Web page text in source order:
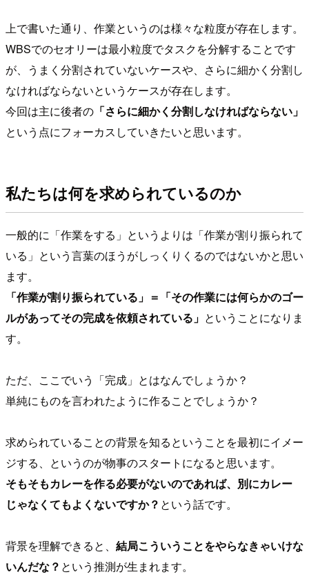
上で書いた通り、作業というのは様々な粒度が存在します。
WBSでのセオリーは最小粒度でタスクを分解することです
が、うまく分割されていないケースや、さらに細かく分割し
なければならないというケースが存在します。
今回は主に後者の 「さらに細かく分割しなければならない」
という点にフォーカスしていきたいと思います。
私たちは何を求められているのか
一般的に「作業をする」というよりは「作業が割り振られて
いる」という言葉のほうがしっくりくるのではないかと思い
ます。
「作業が割り振られている」＝「その作業には何らかのゴー
ルがあってその完成を依頼されている」 ということになりま
す。
ただ、ここでいう「完成」とはなんでしょうか？
単純にものを言われたように作ることでしょうか？
求められていることの背景を知るということを最初にイメー
ジする、というのが物事のスタートになると思います。
そもそもカレーを作る必要がないのであれば、別にカレー
じゃなくてもよくないですか？ という話です。
背景を理解できると、 結局こういうことをやらなきゃいけな
いんだな？ という推測が生まれます。